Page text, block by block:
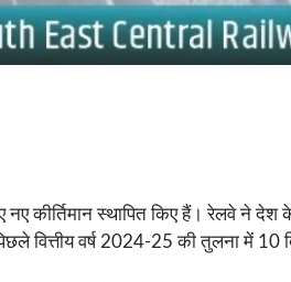
कीर्तिमान स्थापित किए हैं। रेलवे ने देश
वित्तीय वर्ष 2024-25 की तुलना में 10